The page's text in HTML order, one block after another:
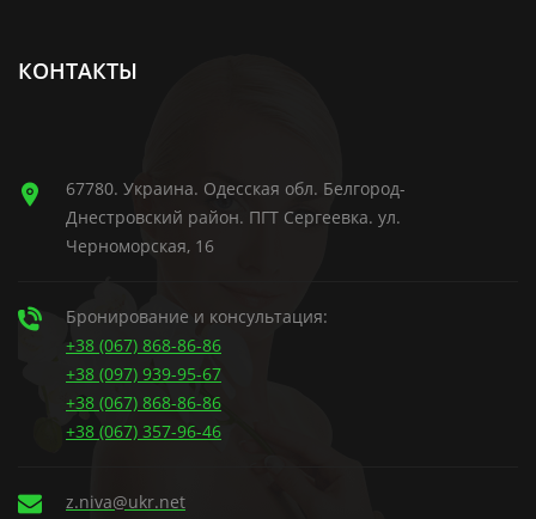
КОНТАКТЫ
67780. Украина. Одесская обл. Белгород-
Днестровский район. ПГТ Сергеевка. ул.
Черноморская, 16
Бронирование и консультация:
+38 (067) 868-86-86
+38 (097) 939-95-67
+38 (067) 868-86-86
+38 (067) 357-96-46
z.niva@ukr.net